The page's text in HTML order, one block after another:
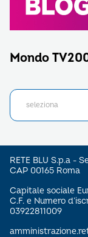
Mondo
RETE BLU S.p.a -
CAP 00165 Roma
Capitale sociale
C.F. e Numero
03922811009